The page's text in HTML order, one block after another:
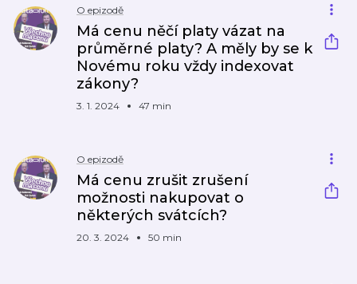
O epizodě
Má cenu něčí platy vázat na
průměrné platy? A měly by se k
Novému roku vždy indexovat
zákony?
3. 1. 2024 47 min
O epizodě
Má cenu zrušit zrušení
možnosti nakupovat o
některých svátcích?
20. 3. 2024 50 min